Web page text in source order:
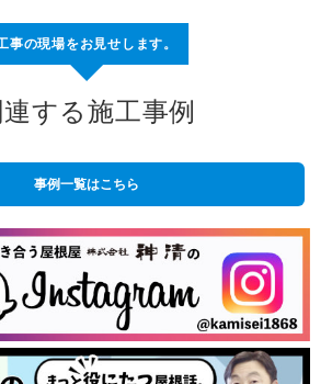
事の現場をお見せします。
連する施工事例
事例一覧はこちら